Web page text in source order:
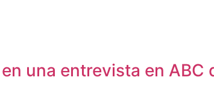
una entrevista en ABC